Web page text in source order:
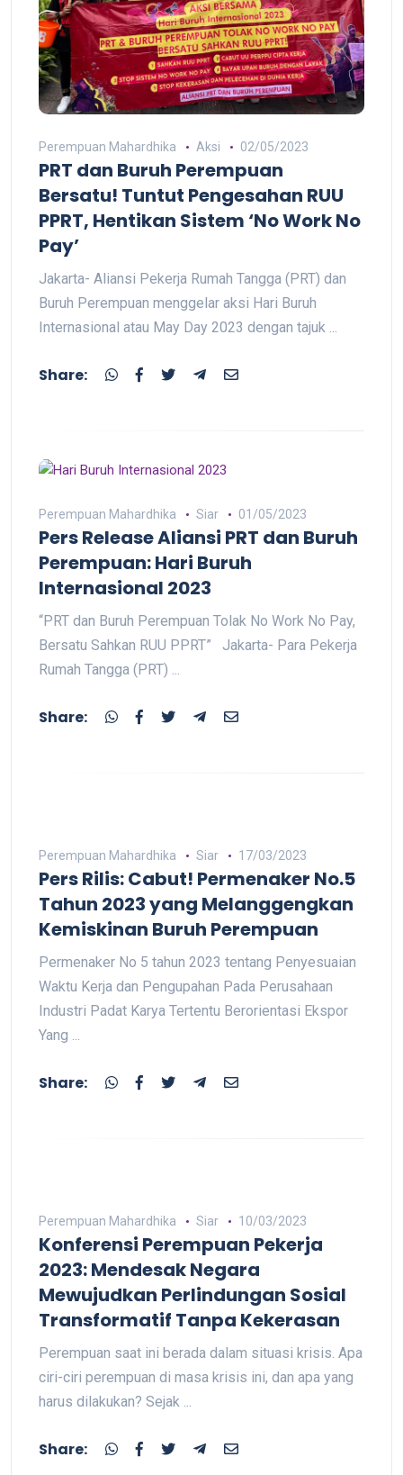
Perempuan Mahardhika Aksi 02/05/2023
PRT dan Buruh Perempuan
Bersatu! Tuntut Pengesahan RUU
PPRT, Hentikan Sistem ‘No Work No
Pay’
Jakarta- Aliansi Pekerja Rumah Tangga (PRT) dan
Buruh Perempuan menggelar aksi Hari Buruh
Internasional atau May Day 2023 dengan tajuk ...
Share:
Perempuan Mahardhika Siar 01/05/2023
Pers Release Aliansi PRT dan Buruh
Perempuan: Hari Buruh
Internasional 2023
“PRT dan Buruh Perempuan Tolak No Work No Pay,
Bersatu Sahkan RUU PPRT” Jakarta- Para Pekerja
Rumah Tangga (PRT) ...
Share:
Perempuan Mahardhika Siar 17/03/2023
Pers Rilis: Cabut! Permenaker No.5
Tahun 2023 yang Melanggengkan
Kemiskinan Buruh Perempuan
Permenaker No 5 tahun 2023 tentang Penyesuaian
Waktu Kerja dan Pengupahan Pada Perusahaan
Industri Padat Karya Tertentu Berorientasi Ekspor
Yang ...
Share:
Perempuan Mahardhika Siar 10/03/2023
Konferensi Perempuan Pekerja
2023: Mendesak Negara
Mewujudkan Perlindungan Sosial
Transformatif Tanpa Kekerasan
Perempuan saat ini berada dalam situasi krisis. Apa
ciri-ciri perempuan di masa krisis ini, dan apa yang
harus dilakukan? Sejak ...
Share: